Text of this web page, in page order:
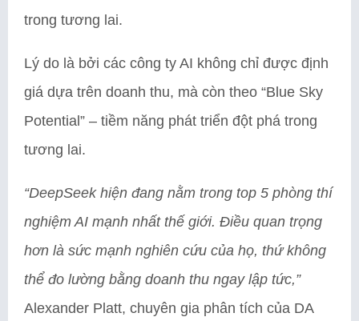
trong tương lai.
Lý do là bởi các công ty AI không chỉ được định
giá dựa trên doanh thu, mà còn theo “Blue Sky
Potential” – tiềm năng phát triển đột phá trong
tương lai.
“DeepSeek hiện đang nằm trong top 5 phòng thí
nghiệm AI mạnh nhất thế giới. Điều quan trọng
hơn là sức mạnh nghiên cứu của họ, thứ không
thể đo lường bằng doanh thu ngay lập tức,”
Alexander Platt, chuyên gia phân tích của DA